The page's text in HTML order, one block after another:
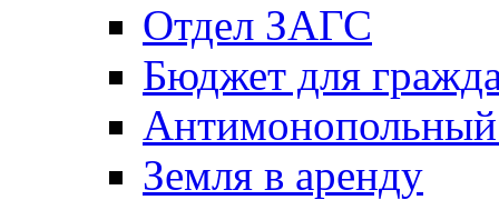
Отдел ЗАГС
Бюджет для
Антимонопольный
Земля в аренду